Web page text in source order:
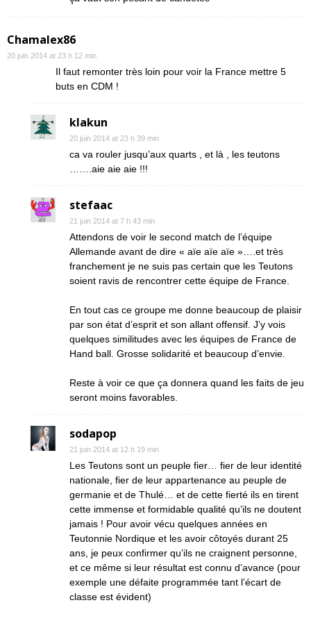
Chamalex86
20 juin 2014 at 23 h 12 min
Il faut remonter très loin pour voir la France mettre 5
buts en CDM !
klakun
20 juin 2014 at 23 h 39 min
ca va rouler jusqu’aux quarts , et là , les teutons
…….aie aie aie !!!
stefaac
21 juin 2014 at 7 h 43 min
Attendons de voir le second match de l’équipe
Allemande avant de dire « aïe aïe aïe »….et très
franchement je ne suis pas certain que les Teutons
soient ravis de rencontrer cette équipe de France.
En tout cas ce groupe me donne beaucoup de plaisir
par son état d’esprit et son allant offensif. J’y vois
quelques similitudes avec les équipes de France de
Hand ball. Grosse solidarité et beaucoup d’envie.
Reste à voir ce que ça donnera quand les faits de jeu
seront moins favorables.
sodapop
21 juin 2014 at 12 h 19 min
Les Teutons sont un peuple fier… fier de leur identité
nationale, fier de leur appartenance au peuple de
germanie et de Thulé… et de cette fierté ils en tirent
cette immense et formidable qualité qu’ils ne doutent
jamais ! Pour avoir vécu quelques années en
Teutonnie Nordique et les avoir côtoyés durant 25
ans, je peux confirmer qu’ils ne craignent personne,
et ce même si leur résultat est connu d’avance (pour
exemple une défaite programmée tant l’écart de
classe est évident)